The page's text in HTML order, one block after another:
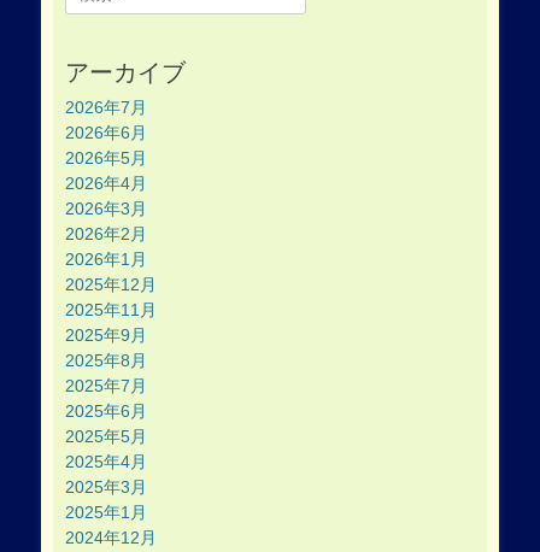
for:
アーカイブ
2026年7月
2026年6月
2026年5月
2026年4月
2026年3月
2026年2月
2026年1月
2025年12月
2025年11月
2025年9月
2025年8月
2025年7月
2025年6月
2025年5月
2025年4月
2025年3月
2025年1月
2024年12月